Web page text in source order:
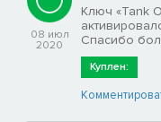
08 июл
2020
Ключ «Tank
Спасибо
Куплен: